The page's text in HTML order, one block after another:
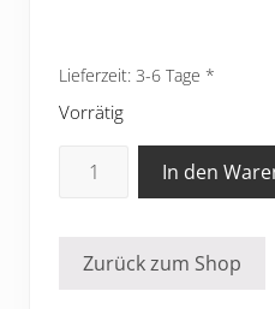
Lieferzeit: 3-6 Tage
Vorrätig
Natursalz
Menge
In den
Zurück zum Shop